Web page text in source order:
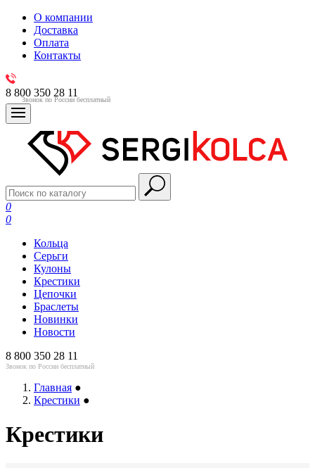
О компании
Доставка
Оплата
Контакты
8 800 350 28 11
Звонок по России бесплатный
0
0
Кольца
Серьги
Кулоны
Крестики
Цепочки
Браслеты
Новинки
Новости
8 800 350 28 11
Звонок по России бесплатный
Главная ●
Крестики ●
Крестики